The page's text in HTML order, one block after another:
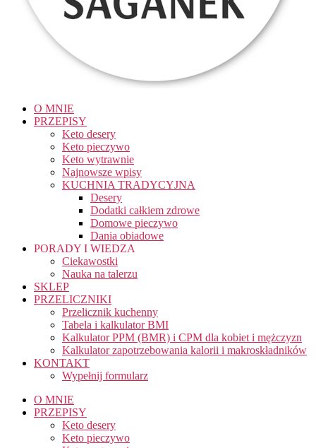
O MNIE
PRZEPISY
Keto desery
Keto pieczywo
Keto wytrawnie
Najnowsze wpisy
KUCHNIA TRADYCYJNA
Desery
Dodatki całkiem zdrowe
Domowe pieczywo
Dania obiadowe
PORADY I WIEDZA
Ciekawostki
Nauka na talerzu
SKLEP
PRZELICZNIKI
Przelicznik kuchenny
Tabela i kalkulator BMI
Kalkulator PPM (BMR) i CPM dla kobiet i mężczyzn
Kalkulator zapotrzebowania kalorii i makroskładników
KONTAKT
Wypełnij formularz
O MNIE
PRZEPISY
Keto desery
Keto pieczywo